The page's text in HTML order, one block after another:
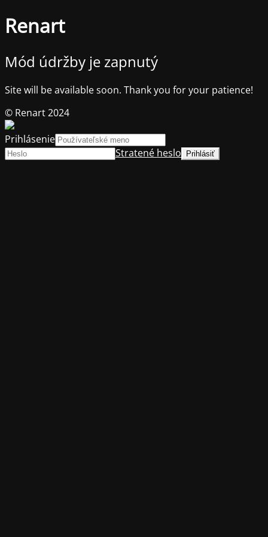
Renart
Mód údržby je zapnutý
Site will be available soon. Thank you for your patience!
© Renart 2024
Prihlásenie
Stratené heslo